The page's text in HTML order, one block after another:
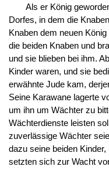
Als er König
Dorfes, in dem die
Knaben dem neuen
die beiden Knaben und
und sie blieben bei ihm.
Kinder waren, und sie
erwähnte Jude kam,
Seine Karawane lagerte
um ihn um Wächter zu
Wächterdienste leisten
zuverlässige Wächter
dazu seine beiden
setzten sich zur Wacht